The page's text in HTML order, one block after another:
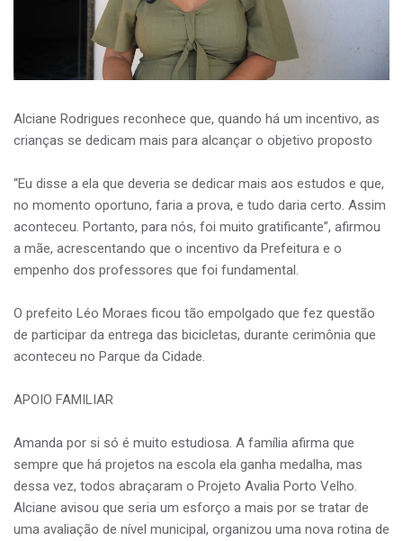
Alciane Rodrigues reconhece que, quando há um incentivo, as
crianças se dedicam mais para alcançar o objetivo proposto
“Eu disse a ela que deveria se dedicar mais aos estudos e que,
no momento oportuno, faria a prova, e tudo daria certo. Assim
aconteceu. Portanto, para nós, foi muito gratificante”, afirmou
a mãe, acrescentando que o incentivo da Prefeitura e o
empenho dos professores que foi fundamental.
O prefeito Léo Moraes ficou tão empolgado que fez questão
de participar da entrega das bicicletas, durante cerimônia que
aconteceu no Parque da Cidade.
APOIO FAMILIAR
Amanda por si só é muito estudiosa. A família afirma que
sempre que há projetos na escola ela ganha medalha, mas
dessa vez, todos abraçaram o Projeto Avalia Porto Velho.
Alciane avisou que seria um esforço a mais por se tratar de
uma avaliação de nível municipal, organizou uma nova rotina de